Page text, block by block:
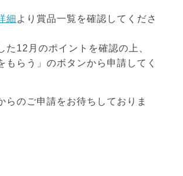
細 より賞品一覧を確認してくださ
た12月のポイントを確認の上、
もらう」のボタンから申請してく
らのご申請をお待ちしておりま